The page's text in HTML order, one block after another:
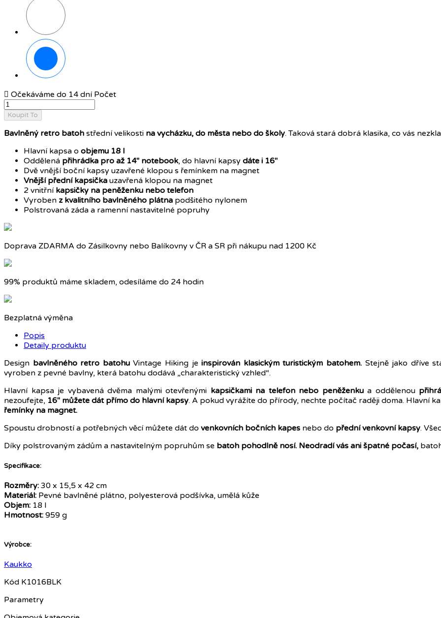
 Očekáváme do 14 dní Počet
Koupit To
Bavlněný retro batoh střední velikosti na vycházku, do města nebo do školy. Taková stará dobrá klasika, co vás
Hlavní kapsa o objemu 18 l
Oddělená přihrádka pro až 14" notebook, do hlavní kapsy dáte i 16"
Dvě vnější boční kapsy uzavřené klopou s řemínkem na magnet
Vnější přední kapsička uzavřená klopou na magnet
2 vnitřní kapsičky na peněženku nebo telefon
Vyroben z kvalitního bavlněného plátna podšitého nylonem
Polstrovaná záda a ramenní nastavitelné popruhy
Doprava ZDARMA do Zásilkovny nebo Balíkovny v ČR a SR při nákupu nad 1200 Kč
99% produktů máme skladem, odesíláme do 24 hodin
Bezplatná výměna
Popis
Detaily produktu
Design bavlněného retro batohuVintage Hiking jeinspirován klasickým turistickým batohem.Stejně jako dříve
vyroben z pevné bavlny, která batohu dodává „charakteristický vzhled“.
Hlavní kapsa je vybavená dvěma malými otevřenými kapsičkami na telefon nebo peněženkua oddělenou
nezoufejte, 16" můžete dát přímo do hlavní kapsy. A pokud vyrážíte do přírody, nechte počítač raději doma. Hlavní
řemínky na magnet.
Spoustu drobností a potřebných věcí můžete dát do venkovních bočních kapes nebo do přední venkovní kapsy.
Díky polstrovaným zádům a nastavitelným popruhům se batoh pohodlně nosí. Neodradí vás ani špatné počasí,
Specifikace:
Rozměry: 30 x 15,5 x 42 cm
Materiál: Pevné bavlněné plátno, polyesterová podšívka, umělá kůže
Objem: 18 l
Hmotnost: 959 g
Výrobce:
Kaukko
Kód K1016BLK
Parametry